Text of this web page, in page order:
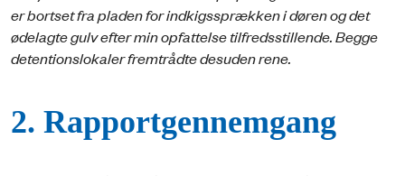
er bortset fra pladen for indkigssprækken i døren og det
ødelagte gulv efter min opfattelse tilfredsstillende. Begge
detentionslokaler fremtrådte desuden rene.
2. Rapportgennemgang